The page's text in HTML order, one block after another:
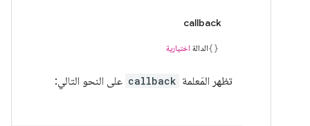
callback
الدالة اختيارية
تظهر المَعلمة callback على النحو التالي: